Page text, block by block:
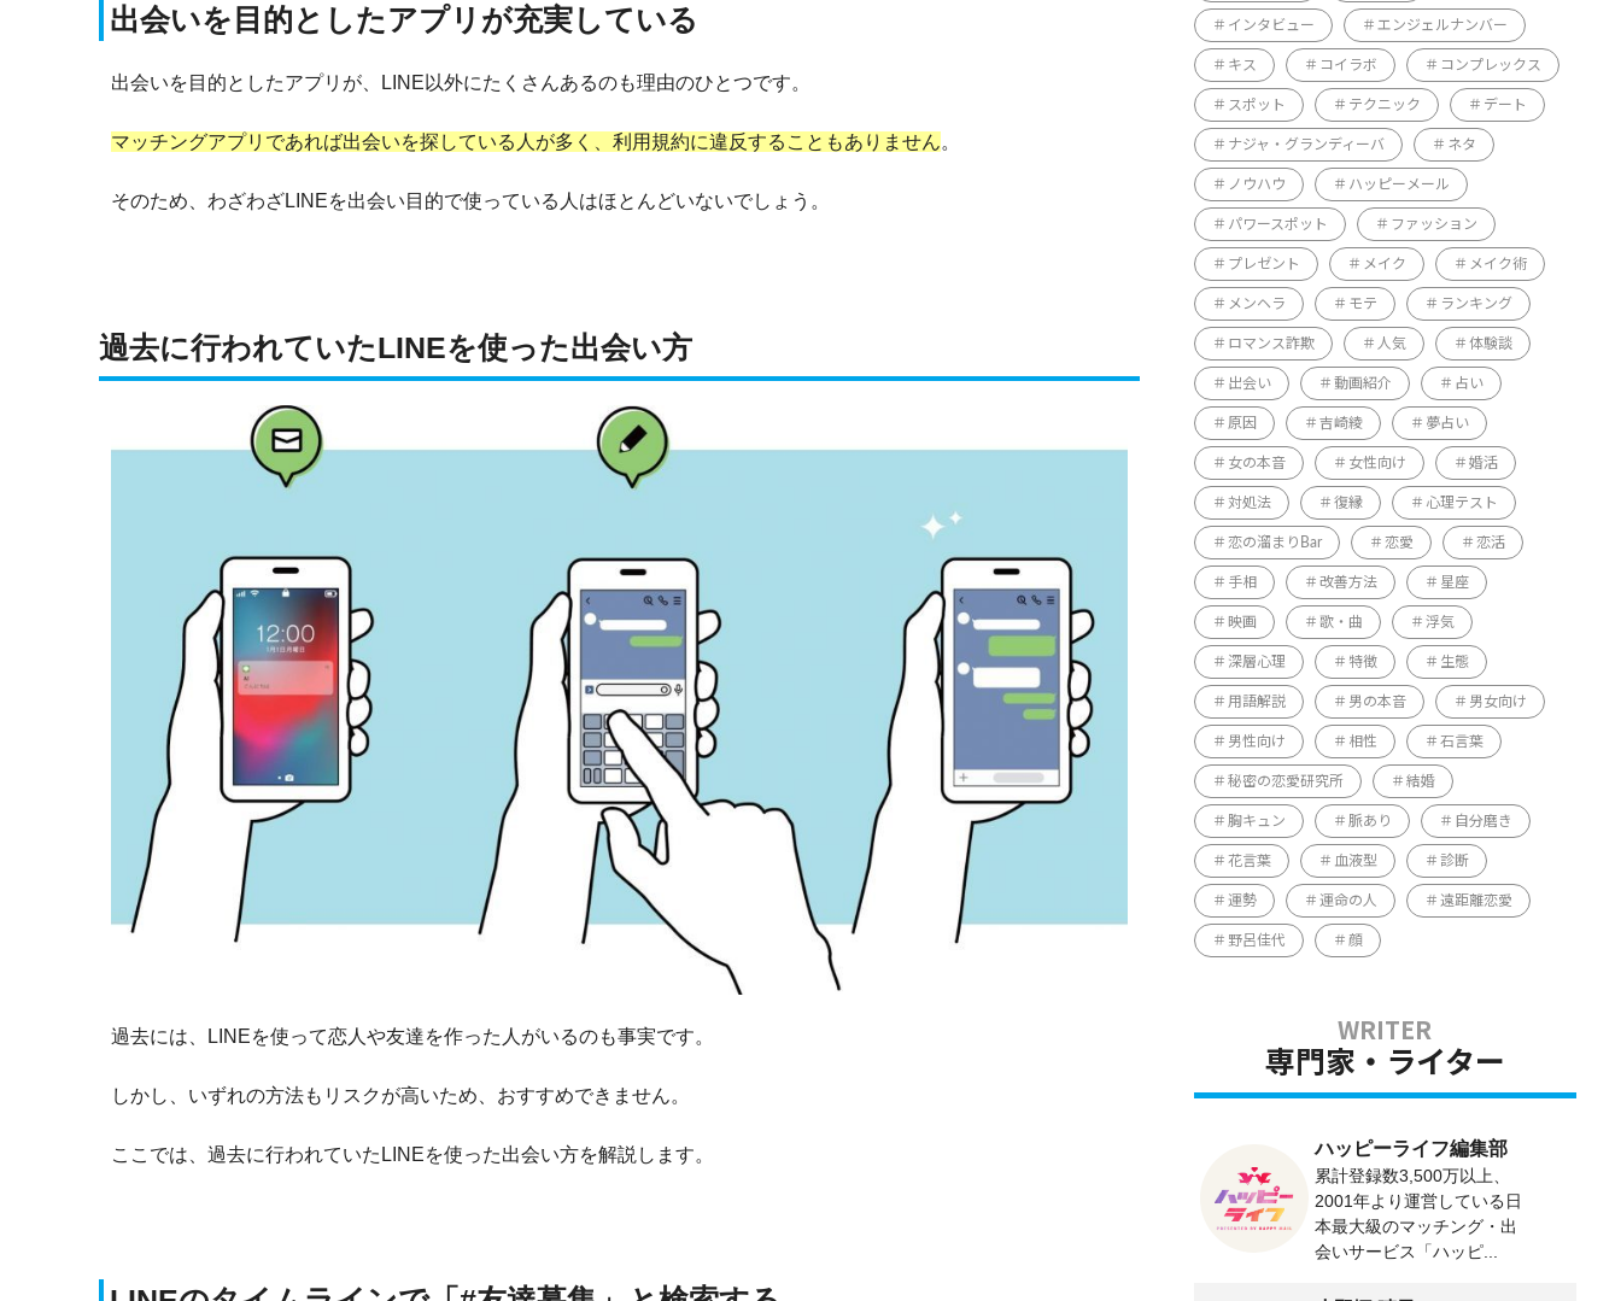
出会いを目的としたアプリが充実している
出会いを目的としたアプリが、LINE以外にたくさんあるのも理由のひとつです。
マッチングアプリであれば出会いを探している人が多く、利用規約に違反することもありません。
そのため、わざわざLINEを出会い目的で使っている人はほとんどいないでしょう。
過去に行われていたLINEを使った出会い方
過去には、LINEを使って恋人や友達を作った人がいるのも事実です。
しかし、いずれの方法もリスクが高いため、おすすめできません。
ここでは、過去に行われていたLINEを使った出会い方を解説します。
インタビュー エンジェルナンバー
キス コイラボ コンプレックス
スポット テクニック デート
ナジャ・グランディーバ ネタ
ノウハウ ハッピーメール
パワースポット ファッション
プレゼント メイク メイク術
メンヘラ モテ ランキング
ロマンス詐欺 人気 体験談
出会い 動画紹介 占い
原因 吉崎綾 夢占い
女の本音 女性向け 婚活
対処法 復縁 心理テスト
恋の溜まりBar 恋愛 恋活
手相 改善方法 星座
映画 歌・曲 浮気
深層心理 特徴 生態
用語解説 男の本音 男女向け
男性向け 相性 石言葉
秘密の恋愛研究所 結婚
胸キュン 脈あり 自分磨き
花言葉 血液型 診断
運勢 運命の人 遠距離恋愛
野呂佳代 顔
専門家・ライター
ハッピーライフ編集部
累計登録数3,500万以上、
2001年より運営している日
本最大級のマッチング・出
会いサービス「ハッピ...